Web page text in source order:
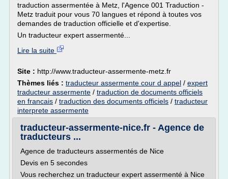
traduction assermentée à Metz, l'Agence 001 Traduction -
Metz traduit pour vous 70 langues et répond à toutes vos
demandes de traduction officielle et d'expertise.
Un traducteur expert assermenté...
Lire la suite
Site : http://www.traducteur-assermente-metz.fr
Thèmes liés : traducteur assermente cour d appel / expert
traducteur assermente / traduction de documents officiels
en francais / traduction des documents officiels / traducteur
interprete assermente
traducteur-assermente-nice.fr - Agence de
traducteurs ...
Agence de traducteurs assermentés de Nice
Devis en 5 secondes
Vous recherchez un traducteur expert assermenté à Nice